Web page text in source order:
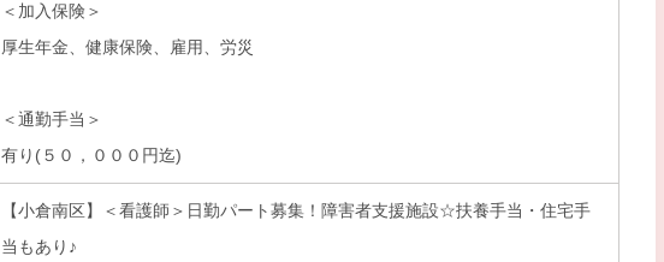
＜加入保険＞
厚生年金、健康保険、雇用、労災
＜通勤手当＞
有り(５０，０００円迄)
【小倉南区】＜看護師＞日勤パート募集！障害者支援施設☆扶養手当・住宅手
当もあり♪